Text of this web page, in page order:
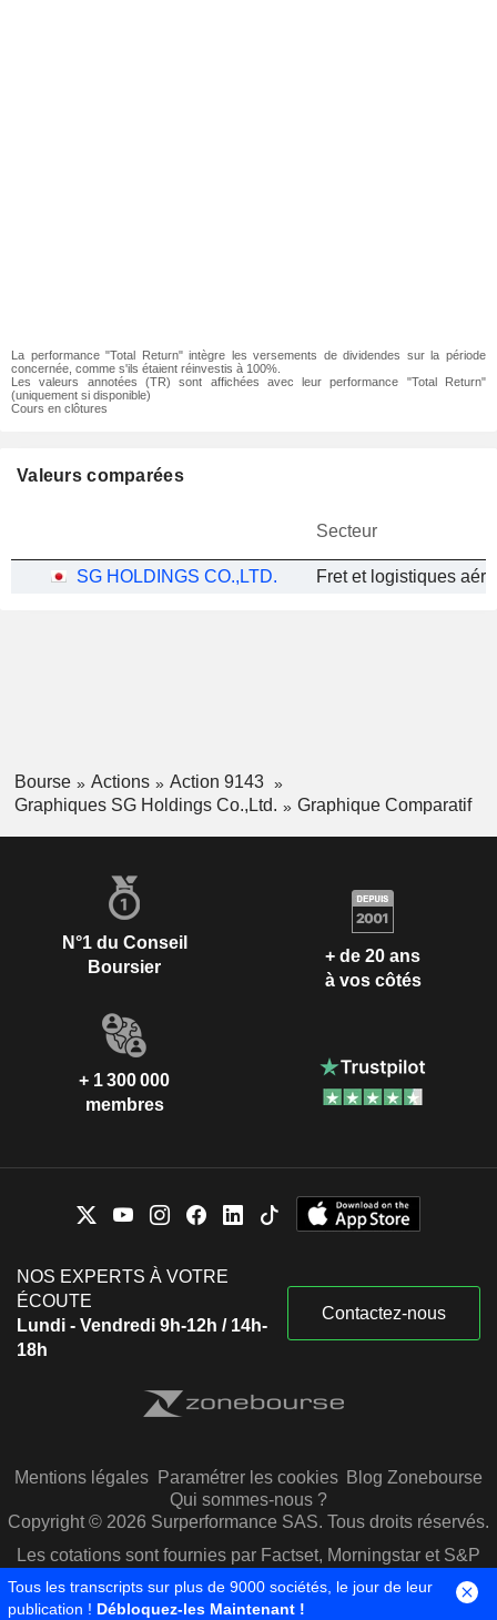
La performance "Total Return" intègre les versements de dividendes sur la période
concernée, comme s'ils étaient réinvestis à 100%.
Les valeurs annotées (TR) sont affichées avec leur performance "Total Return"
(uniquement si disponible)
Cours en clôtures
Valeurs comparées
Secteur
SG HOLDINGS CO.,LTD. Fret et logistiques
Bourse Actions
Action 9143
Graphiques SG Holdings Co.,Ltd.
Graphique Comparatif
N°1 du Conseil
Boursier
+ de 20 ans
à vos côtés
+ 1 300 000
membres
NOS EXPERTS À VOTRE
ÉCOUTE
Lundi - Vendredi 9h-12h / 14h-
18h
Contactez-nous
Mentions légales Paramétrer les cookies Blog Zonebourse
Qui sommes-nous ?
Copyright © 2026 Surperformance SAS. Tous droits réservés.
Les cotations sont fournies par Factset, Morningstar et S&P
Capital IQ
Tous les transcripts sur plus de 9000 sociétés, le jour de leur
publication ! Débloquez-les Maintenant !